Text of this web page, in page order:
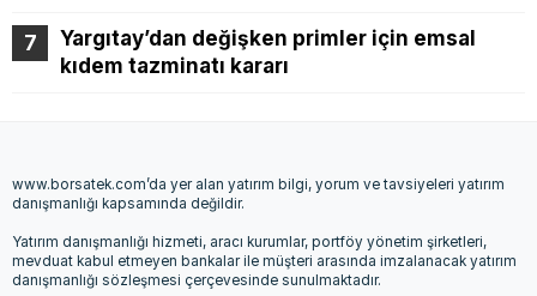
Yargıtay’dan değişken primler için emsal
kıdem tazminatı kararı
www.borsatek.com’da yer alan yatırım bilgi, yorum ve tavsiyeleri yatırım
danışmanlığı kapsamında değildir.
Yatırım danışmanlığı hizmeti, aracı kurumlar, portföy yönetim şirketleri,
mevduat kabul etmeyen bankalar ile müşteri arasında imzalanacak yatırım
danışmanlığı sözleşmesi çerçevesinde sunulmaktadır.